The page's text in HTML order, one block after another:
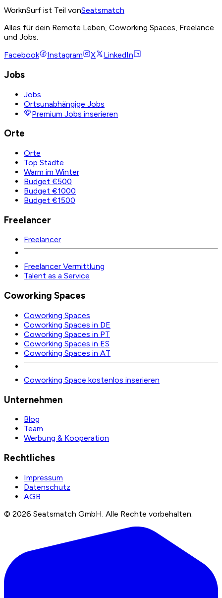
WorknSurf ist Teil vonSeatsmatch
Alles für dein Remote Leben, Coworking Spaces, Freelance
und Jobs.
Facebook
Instagram X LinkedIn
Jobs
Jobs
Ortsunabhängige Jobs
Premium Jobs inserieren
Orte
Orte
Top Städte
Warm im Winter
Budget €500
Budget €1000
Budget €1500
Freelancer
Freelancer
Freelancer Vermittlung
Talent as a Service
Coworking Spaces
Coworking Spaces
Coworking Spaces in DE
Coworking Spaces in PT
Coworking Spaces in ES
Coworking Spaces in AT
Coworking Space kostenlos inserieren
Unternehmen
Blog
Team
Werbung & Kooperation
Rechtliches
Impressum
Datenschutz
AGB
© 2026 Seatsmatch GmbH. Alle Rechte vorbehalten.